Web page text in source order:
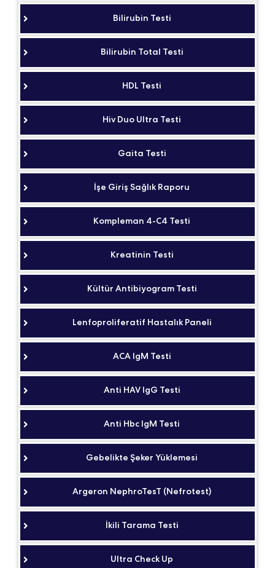
Bilirubin Testi
Bilirubin Total Testi
HDL Testi
Hiv Duo Ultra Testi
Gaita Testi
İşe Giriş Sağlık Raporu
Kompleman 4-C4 Testi
Kreatinin Testi
Kültür Antibiyogram Testi
Lenfoproliferatif Hastalık Paneli
ACA IgM Testi
Anti HAV IgG Testi
Anti Hbc IgM Testi
Gebelikte Şeker Yüklemesi
Argeron NephroTesT (Nefrotest)
İkili Tarama Testi
Ultra Check Up